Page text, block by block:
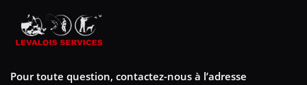
Pour toute question, contactez-nous à l’adresse